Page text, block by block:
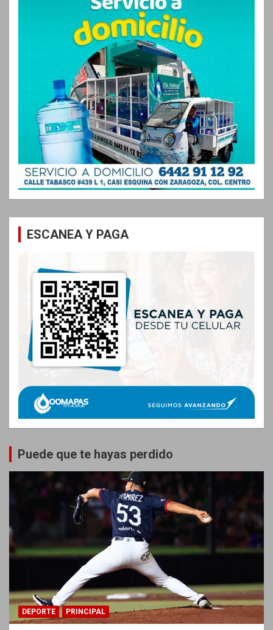
ESCANEA Y PAGA
Puede que te hayas perdido
DEPORTE PRINCIPAL